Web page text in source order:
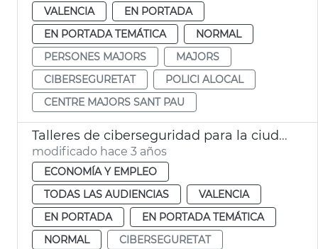
VALENCIA
EN PORTADA
EN PORTADA TEMÁTICA
NORMAL
PERSONES MAJORS
MAJORS
CIBERSEGURETAT
POLICI ALOCAL
CENTRE MAJORS SANT PAU
Talleres de ciberseguridad para la ciudadanía
modificado hace 3 años
ECONOMÍA Y EMPLEO
TODAS LAS AUDIENCIAS
VALENCIA
EN PORTADA
EN PORTADA TEMÁTICA
NORMAL
CIBERSEGURETAT